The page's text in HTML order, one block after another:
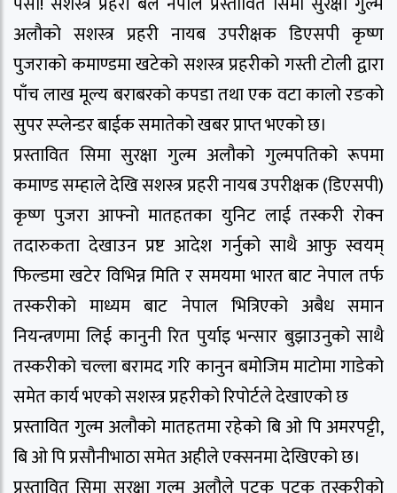
अलौको सशस्त्र प्रहरी नायब उपरीक्षक डिएसपी कृष्ण
पुजराको कमाण्डमा खटेको सशस्त्र प्रहरीको गस्ती टोली द्वारा
पाँच लाख मूल्य बराबरको कपडा तथा एक वटा कालो रङको
सुपर स्प्लेन्डर बाईक समातेको खबर प्राप्त भएको छ।
प्रस्तावित सिमा सुरक्षा गुल्म अलौको गुल्मपतिको रूपमा
कमाण्ड सम्हाले देखि सशस्त्र प्रहरी नायब उपरीक्षक (डिएसपी)
कृष्ण पुजरा आफ्नो मातहतका युनिट लाई तस्करी रोक्न
तदारुकता देखाउन प्रष्ट आदेश गर्नुको साथै आफु स्वयम्
फिल्डमा खटेर विभिन्न मिति र समयमा भारत बाट नेपाल तर्फ
तस्करीको माध्यम बाट नेपाल भित्रिएको अबैध समान
नियन्त्रणमा लिई कानुनी रित पुर्याइ भन्सार बुझाउनुको साथै
तस्करीको चल्ला बरामद गरि कानुन बमोजिम माटोमा गाडेको
समेत कार्य भएको सशस्त्र प्रहरीको रिपोर्टले देखाएको छ
प्रस्तावित गुल्म अलौको मातहतमा रहेको बि ओ पि अमरपट्टी,
बि ओ पि प्रसौनीभाठा समेत अहीले एक्सनमा देखिएको छ।